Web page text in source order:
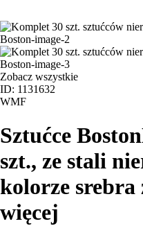
Zobacz wszystkie
ID: 1131632
WMF
Sztućce Boston
szt., ze stali
kolorze srebra
więcej